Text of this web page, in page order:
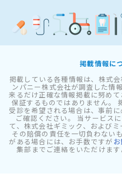
掲載情報に
掲載している各種情報は、株式
ンパニー株式会社が調査した情
来るだけ正確な情報掲載に努め
保証するものではありません。
受診を希望される場合は、事前
ご確認ください。 当サービス
て、株式会社ギミック、および
その賠償の責任を一切負わない
がある場合には、お手数ですが
集部までご連絡をいただけます